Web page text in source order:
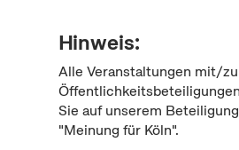
Hinweis:
Alle Veranstaltungen mit/zu
Sie auf unserem
"Meinung für Köln".